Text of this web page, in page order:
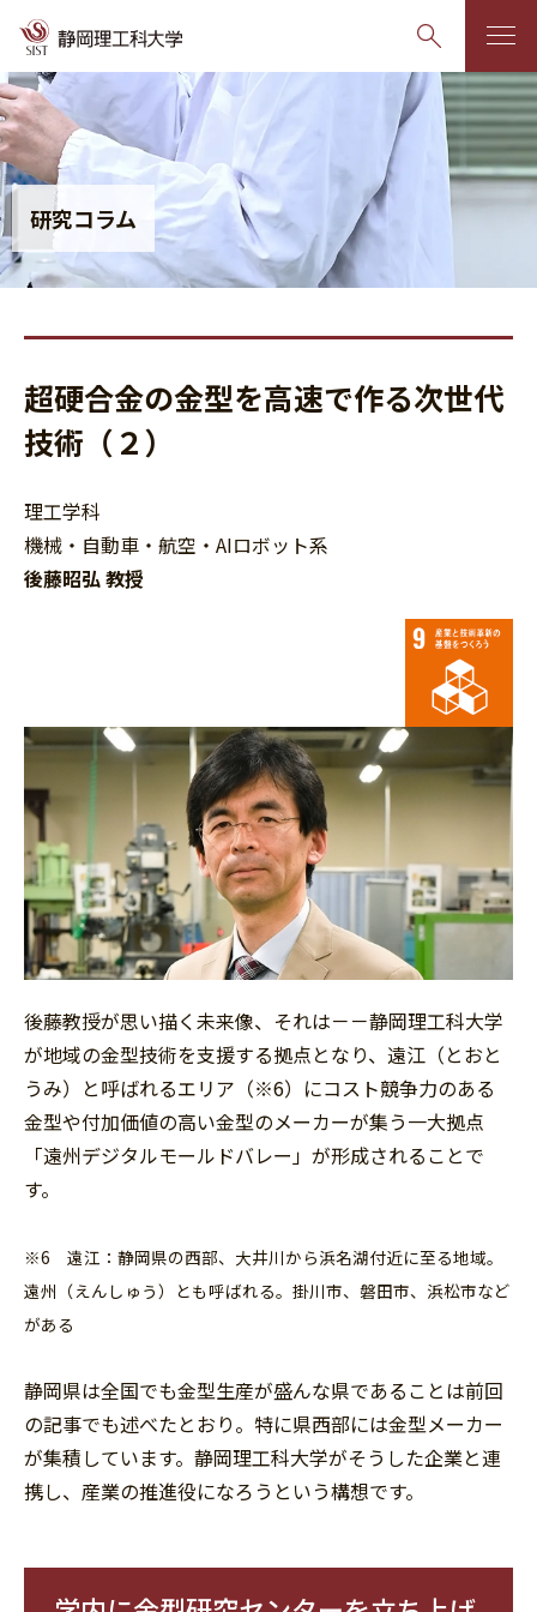
グ
ロ
ー
バ
ル
ナ
ビ
本
文
へ
ロ
ー
カ
ル
ナ
ビ
ゲ
フ
ッ
タ
ー
へ
研究コラム
超硬合金の金型を高速で作る次世代
技術（２）
理工学科
機械・自動車・航空・AIロボット系
後藤昭弘 教授
後藤教授が思い描く未来像、それは－－静岡理工科大学
が地域の金型技術を支援する拠点となり、遠江（とおと
うみ）と呼ばれるエリア（※6）にコスト競争力のある
金型や付加価値の高い金型のメーカーが集う一大拠点
「遠州デジタルモールドバレー」が形成されることで
す。
※6 遠江：静岡県の西部、大井川から浜名湖付近に至る地域。
遠州（えんしゅう）とも呼ばれる。掛川市、磐田市、浜松市など
がある
静岡県は全国でも金型生産が盛んな県であることは前回
の記事でも述べたとおり。特に県西部には金型メーカー
が集積しています。静岡理工科大学がそうした企業と連
携し、産業の推進役になろうという構想です。